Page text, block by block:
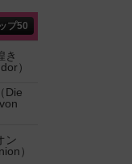
プ50